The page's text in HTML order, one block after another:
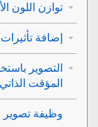
توازن اللون
إضافة
التصوير
المؤقت
وظيفة تصوير